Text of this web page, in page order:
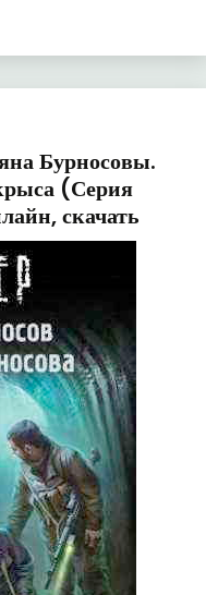
Бурносовы.
(Серия
скачать